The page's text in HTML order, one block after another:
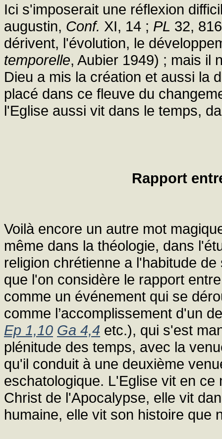
Ici s'imposerait une réflexion
augustin, Conf. XI, 14 ; PL 32,
dérivent, l'évolution, le
temporelle, Aubier 1949) ; mais il
Dieu a mis la création et aussi la
placé dans ce fleuve du
l'Eglise aussi vit dans le temps,
Rapport
Voilà encore un autre mot
même dans la théologie, dans
religion chrétienne a l'habitude
que l'on considère le rapport
comme un événement qui se
comme l’accomplissement d'un
Ep 1,10 Ga 4,4 etc.), qui s'est
plénitude des temps, avec la
qu'il conduit à une deuxième
eschatologique. L'Eglise vit en
Christ de l'Apocalypse, elle vit
humaine, elle vit son histoire que